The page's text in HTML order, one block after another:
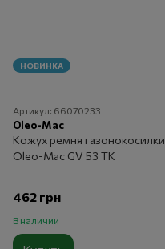
НОВИНКА
Артикул: 66070233
Oleo-Mac
Кожух ремня газонокосилки
Oleo-Mac GV 53 TK
462 грн
В наличии